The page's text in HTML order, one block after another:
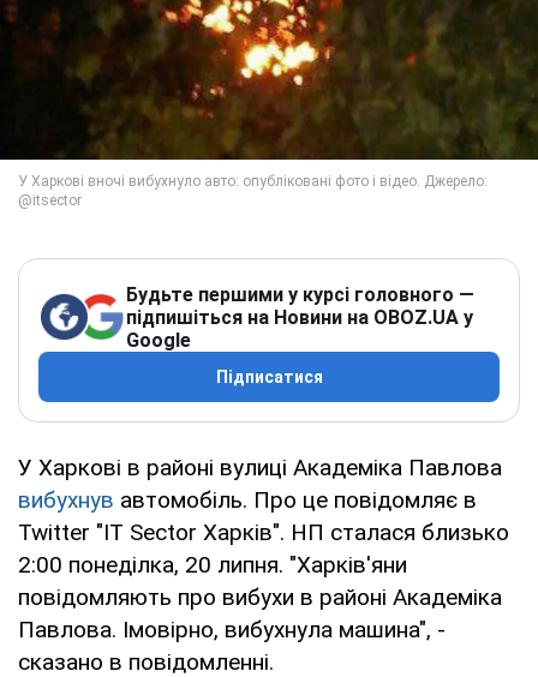
Будьте першими у курсі головного —
підпишіться на Новини на OBOZ.UA у
Google
Підписатися
У Харкові в районі вулиці Академіка Павлова
вибухнув автомобіль. Про це повідомляє в
Twitter "IT Sector Харків". НП сталася близько
2:00 понеділка, 20 липня. "Харків'яни
повідомляють про вибухи в районі Академіка
Павлова. Імовірно, вибухнула машина", -
сказано в повідомленні.